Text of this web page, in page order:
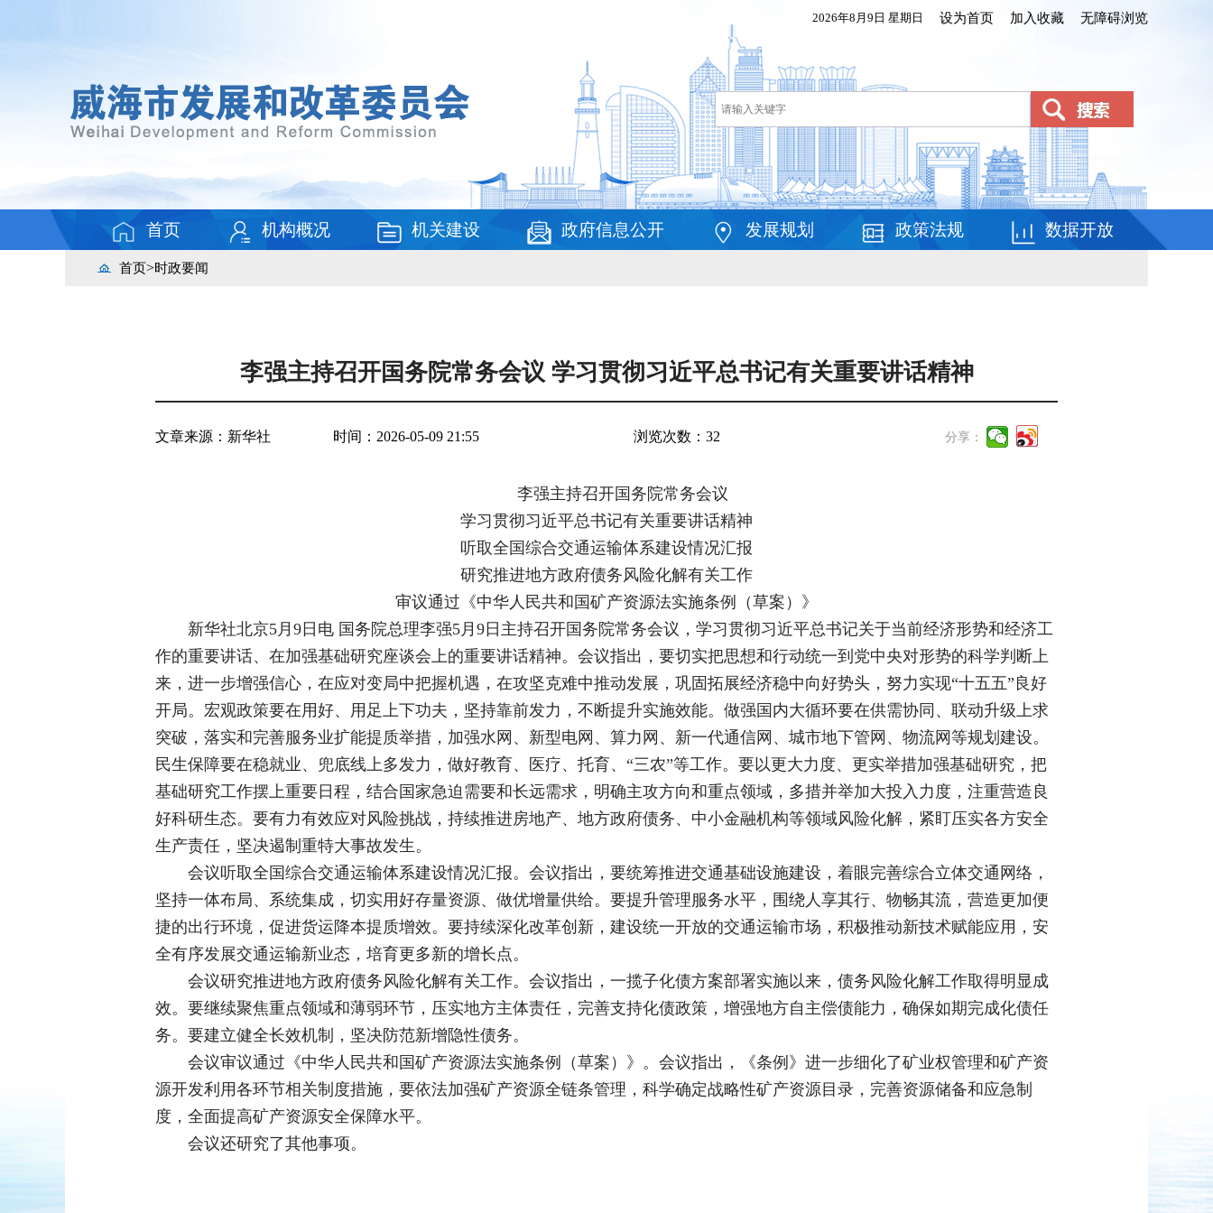
2026年8月9日 星期日 设为首页 加入收藏 无障碍浏览
首页 机构概况 机关建设 政府信息公开 发展规划 政策法规 数据开放
首页>时政要闻
李强主持召开国务院常务会议 学习贯彻习近平总书记有关重要讲话精神
文章来源： 新华社 时间：2026-05-09 21:55 浏览次数： 32 分享：
李强主持召开国务院常务会议
学习贯彻习近平总书记有关重要讲话精神
听取全国综合交通运输体系建设情况汇报
研究推进地方政府债务风险化解有关工作
审议通过《中华人民共和国矿产资源法实施条例（草案）》
新华社北京5月9日电 国务院总理李强5月9日主持召开国务院常务会议，学习贯彻习近平总书记关于当前经济形势和经济工
作的重要讲话、在加强基础研究座谈会上的重要讲话精神。会议指出，要切实把思想和行动统一到党中央对形势的科学判断上
来，进一步增强信心，在应对变局中把握机遇，在攻坚克难中推动发展，巩固拓展经济稳中向好势头，努力实现“十五五”良好
开局。宏观政策要在用好、用足上下功夫，坚持靠前发力，不断提升实施效能。做强国内大循环要在供需协同、联动升级上求
突破，落实和完善服务业扩能提质举措，加强水网、新型电网、算力网、新一代通信网、城市地下管网、物流网等规划建设。
民生保障要在稳就业、兜底线上多发力，做好教育、医疗、托育、“三农”等工作。要以更大力度、更实举措加强基础研究，把
基础研究工作摆上重要日程，结合国家急迫需要和长远需求，明确主攻方向和重点领域，多措并举加大投入力度，注重营造良
好科研生态。要有力有效应对风险挑战，持续推进房地产、地方政府债务、中小金融机构等领域风险化解，紧盯压实各方安全
生产责任，坚决遏制重特大事故发生。
会议听取全国综合交通运输体系建设情况汇报。会议指出，要统筹推进交通基础设施建设，着眼完善综合立体交通网络，
坚持一体布局、系统集成，切实用好存量资源、做优增量供给。要提升管理服务水平，围绕人享其行、物畅其流，营造更加便
捷的出行环境，促进货运降本提质增效。要持续深化改革创新，建设统一开放的交通运输市场，积极推动新技术赋能应用，安
全有序发展交通运输新业态，培育更多新的增长点。
会议研究推进地方政府债务风险化解有关工作。会议指出，一揽子化债方案部署实施以来，债务风险化解工作取得明显成
效。要继续聚焦重点领域和薄弱环节，压实地方主体责任，完善支持化债政策，增强地方自主偿债能力，确保如期完成化债任
务。要建立健全长效机制，坚决防范新增隐性债务。
会议审议通过《中华人民共和国矿产资源法实施条例（草案）》。会议指出，《条例》进一步细化了矿业权管理和矿产资
源开发利用各环节相关制度措施，要依法加强矿产资源全链条管理，科学确定战略性矿产资源目录，完善资源储备和应急制
度，全面提高矿产资源安全保障水平。
会议还研究了其他事项。